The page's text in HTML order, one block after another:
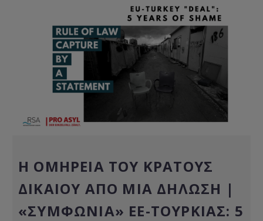
Η ΟΜΗΡΕΊΑ ΤΟΥ ΚΡΆΤΟΥΣ
ΔΙΚΑΊΟΥ ΑΠΌ ΜΊΑ ΔΉΛΩΣΗ |
«ΣΥΜΦΩΝΊΑ» ΕΕ-ΤΟΥΡΚΊΑΣ: 5